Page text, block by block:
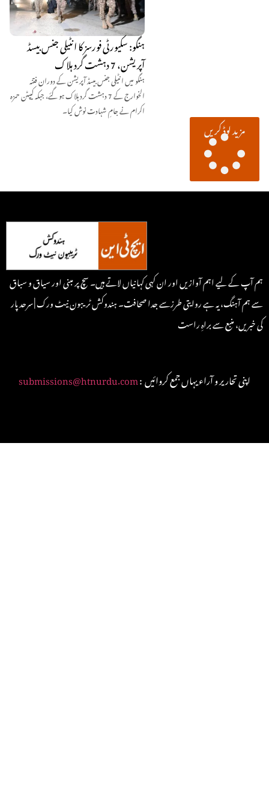
ہنگو: سکیورٹی فورسز کا انٹیلی جنس بیسڈ
آپریشن، 7 دہشت گرد ہلاک
ہنگو میں انٹیلی جنس بیسڈ آپریشن کے دوران فتنہ
الخوارج کے 7 دہشت گرد ہلاک ہو گئے، جبکہ کیپٹن حمزہ
اکرام نے جامِ شہادت نوش کیا۔
مزید لوڈ کریں
ہم آپ کے لیے اہم آوازیں اور ان کہی کہانیاں لاتے ہیں۔ سچ پر مبنی اور سیاق و سباق
سے ہم آہنگ، یہ ہے روایتی طرزسے جدا صحافت۔ ہندوکش ٹریبون نیٹ ورک | سرحد پار
کی خبریں، منبع سے براہِ راست
submissions@htnurdu.com : اپنی تحاریر و آراء یہاں جمع کروائیں